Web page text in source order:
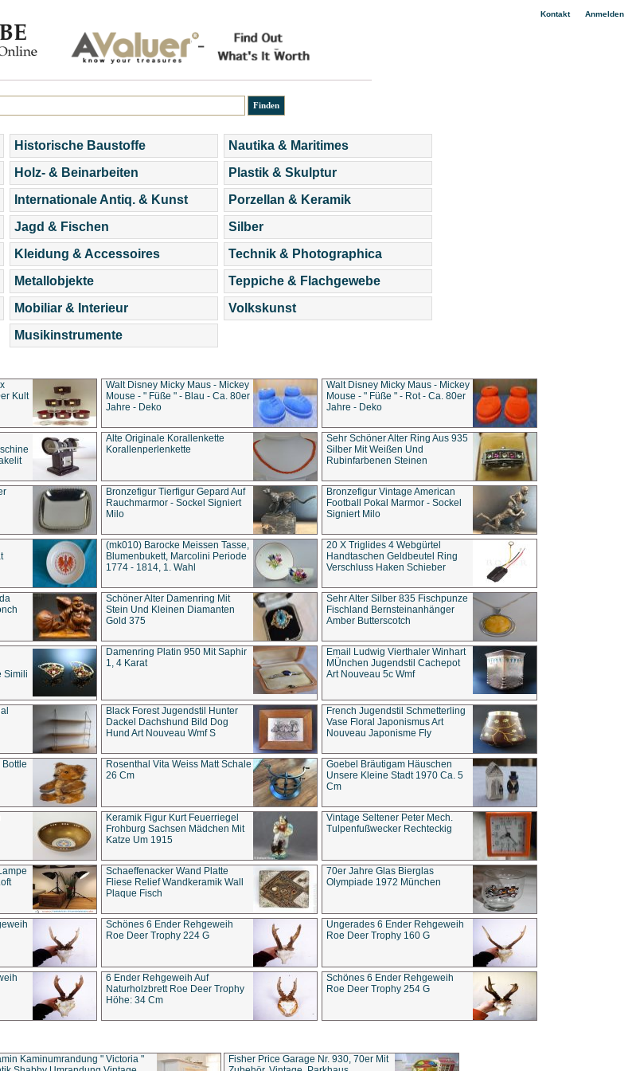
Kontakt| Anmelden
Historische Baustoffe
Holz- & Beinarbeiten
Internationale Antiq. & Kunst
Jagd & Fischen
Kleidung & Accessoires
Metallobjekte
Mobiliar & Interieur
Musikinstrumente
Nautika & Maritimes
Plastik & Skulptur
Porzellan & Keramik
Silber
Technik & Photographica
Teppiche & Flachgewebe
Volkskunst
Kult
Walt Disney Micky Maus - Mickey
Mouse - " Füße " - Blau - Ca. 80er
Jahre - Deko
Walt Disney Micky Maus - Mickey
Mouse - " Füße " - Rot - Ca. 80er
Jahre - Deko
Alte Originale Korallenkette
Korallenperlenkette
Sehr Schöner Alter Ring Aus 935
Silber Mit Weißen Und
Rubinfarbenen Steinen
Bronzefigur Tierfigur Gepard Auf
Rauchmarmor - Sockel Signiert
Milo
Bronzefigur Vintage American
Football Pokal Marmor - Sockel
Signiert Milo
(mk010) Barocke Meissen Tasse,
Blumenbukett, Marcolini Periode
1774 - 1814, 1. Wahl
20 X Triglides 4 Webgürtel
Handtaschen Geldbeutel Ring
Verschluss Haken Schieber
Schöner Alter Damenring Mit
Stein Und Kleinen Diamanten
Gold 375
Sehr Alter Silber 835 Fischpunze
Fischland Bernsteinanhänger
Amber Butterscotch
Simili
Damenring Platin 950 Mit Saphir
1, 4 Karat
Email Ludwig Vierthaler Winhart
MÜnchen Jugendstil Cachepot
Art Nouveau 5c Wmf
Black Forest Jugendstil Hunter
Dackel Dachshund Bild Dog
Hund Art Nouveau Wmf S
French Jugendstil Schmetterling
Vase Floral Japonismus Art
Nouveau Japonisme Fly
Rosenthal Vita Weiss Matt Schale
26 Cm
Goebel Bräutigam Häuschen
Unsere Kleine Stadt 1970 Ca. 5
Cm
Keramik Figur Kurt Feuerriegel
Frohburg Sachsen Mädchen Mit
Katze Um 1915
Vintage Seltener Peter Mech.
Tulpenfußwecker Rechteckig
Schaeffenacker Wand Platte
Fliese Relief Wandkeramik Wall
Plaque Fisch
70er Jahre Glas Bierglas
Olympiade 1972 München
Schönes 6 Ender Rehgeweih
Roe Deer Trophy 224 G
Ungerades 6 Ender Rehgeweih
Roe Deer Trophy 160 G
6 Ender Rehgeweih Auf
Naturholzbrett Roe Deer Trophy
Höhe: 34 Cm
Schönes 6 Ender Rehgeweih
Roe Deer Trophy 254 G
Kaminumrandung " Victoria "
Fisher Price Garage Nr. 930, 70er Mit